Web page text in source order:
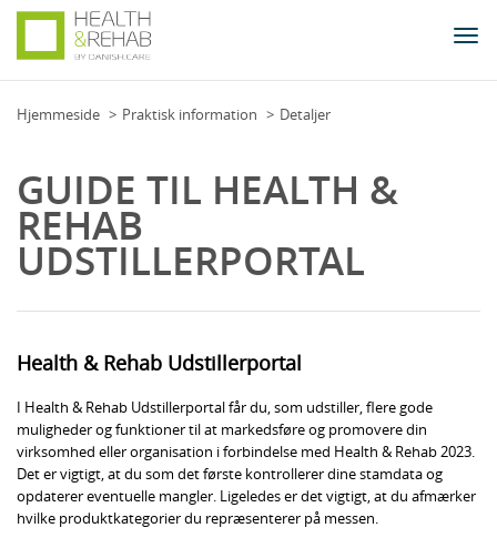
Hjemmeside Praktisk information Detaljer
GUIDE TIL HEALTH &
REHAB
UDSTILLERPORTAL
Health & Rehab Udstillerportal
I Health & Rehab Udstillerportal får du, som udstiller, flere gode
muligheder og funktioner til at markedsføre og promovere din
virksomhed eller organisation i forbindelse med Health & Rehab 2023.
Det er vigtigt, at du som det første kontrollerer dine stamdata og
opdaterer eventuelle mangler. Ligeledes er det vigtigt, at du afmærker
hvilke produktkategorier du repræsenterer på messen.